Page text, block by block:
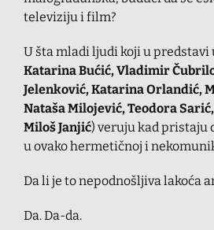
televiziju i film?
U šta mladi ljudi koji u predstavi
Katarina Bućić, Vladimir
Jelenković, Katarina Orlandić,
Nataša Milojević, Teodora
Miloš Janjić) veruju kad pristaju
u ovako hermetičnoj i
Da li je to nepodnošljiva lakoća
Da. Da-da.